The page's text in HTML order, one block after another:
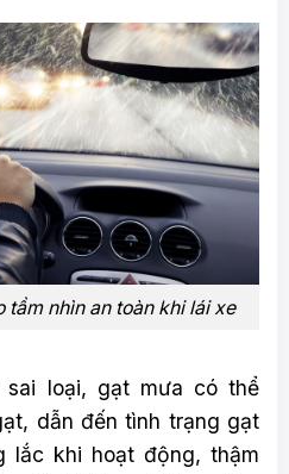
tầm nhìn an toàn khi lái xe
sai loại, gạt mưa có thể
dẫn đến tình trạng gạt
lắc khi hoạt động, thậm